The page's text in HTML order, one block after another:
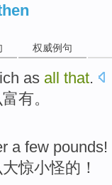
权威例句
as all that.
富有。
a few pounds!
大惊小怪的！